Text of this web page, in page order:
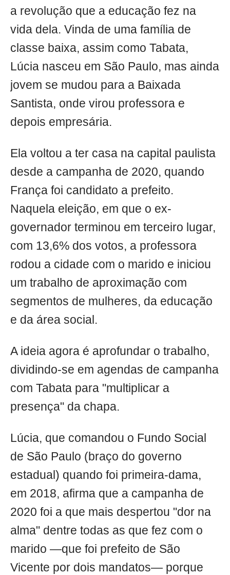
a revolução que a educação fez na
vida dela. Vinda de uma família de
classe baixa, assim como Tabata,
Lúcia nasceu em São Paulo, mas ainda
jovem se mudou para a Baixada
Santista, onde virou professora e
depois empresária.
Ela voltou a ter casa na capital paulista
desde a campanha de 2020, quando
França foi candidato a prefeito.
Naquela eleição, em que o ex-
governador terminou em terceiro lugar,
com 13,6% dos votos, a professora
rodou a cidade com o marido e iniciou
um trabalho de aproximação com
segmentos de mulheres, da educação
e da área social.
A ideia agora é aprofundar o trabalho,
dividindo-se em agendas de campanha
com Tabata para "multiplicar a
presença" da chapa.
Lúcia, que comandou o Fundo Social
de São Paulo (braço do governo
estadual) quando foi primeira-dama,
em 2018, afirma que a campanha de
2020 foi a que mais despertou "dor na
alma" dentre todas as que fez com o
marido —que foi prefeito de São
Vicente por dois mandatos— porque